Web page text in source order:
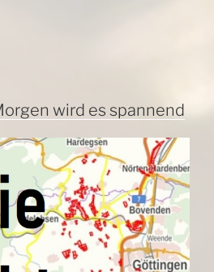
wird es spannend